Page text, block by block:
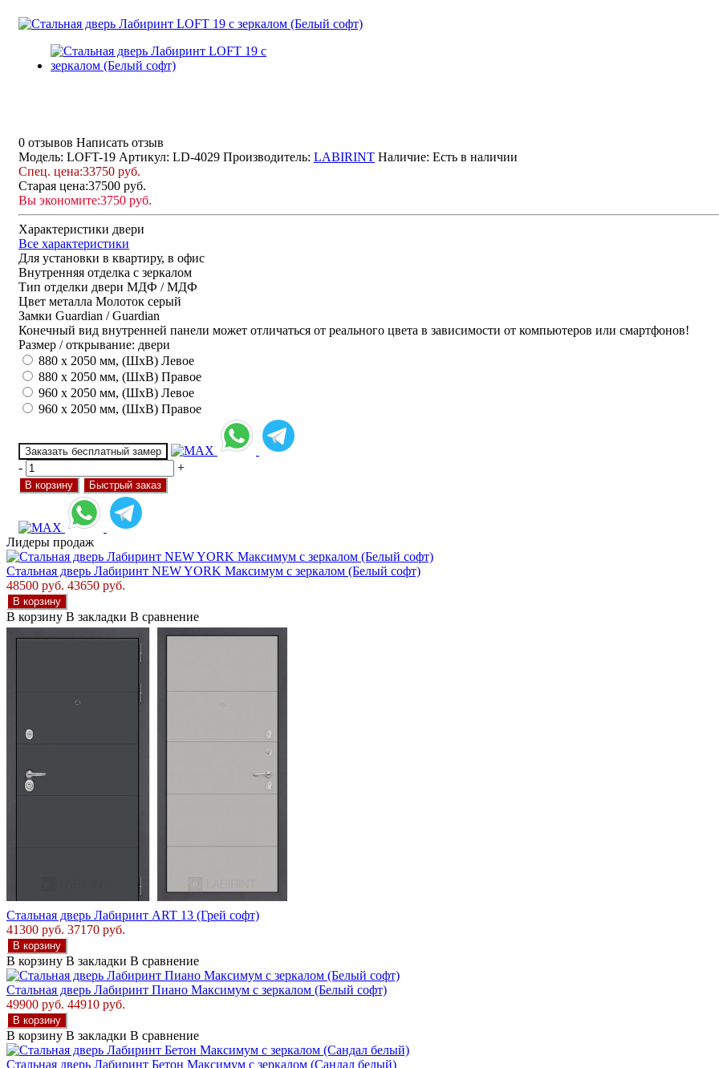
0 отзывов Написать отзыв
Модель: LOFT-19 Артикул: LD-4029 Производитель: LABIRINT Наличие: Есть в наличии
Спец. цена:33750 руб.
Старая цена:37500 руб.
Вы экономите:3750 руб.
Характеристики двери
Все характеристики
Для установки в квартиру, в офис
Внутренняя отделка с зеркалом
Тип отделки двери МДФ / МДФ
Цвет металла Молоток серый
Замки Guardian / Guardian
Конечный вид внутренней панели может отличаться от реального цвета в зависимости от компьютеров или смартфонов!
Размер / открывание: двери
880 х 2050 мм, (ШхВ) Левое
880 х 2050 мм, (ШхВ) Правое
960 х 2050 мм, (ШхВ) Левое
960 х 2050 мм, (ШхВ) Правое
Заказать бесплатный замер
- +
В корзину Быстрый заказ
Лидеры продаж
Стальная дверь Лабиринт NEW YORK Максимум с зеркалом (Белый софт)
48500 руб. 43650 руб.
В корзину
В корзину В закладки В сравнение
Стальная дверь Лабиринт ART 13 (Грей софт)
41300 руб. 37170 руб.
В корзину
В корзину В закладки В сравнение
Стальная дверь Лабиринт Пиано Максимум с зеркалом (Белый софт)
49900 руб. 44910 руб.
В корзину
В корзину В закладки В сравнение
Стальная дверь Лабиринт Бетон Максимум с зеркалом (Сандал белый)